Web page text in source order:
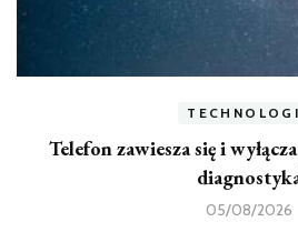
Telefon zawiesza się i
05/08/2026